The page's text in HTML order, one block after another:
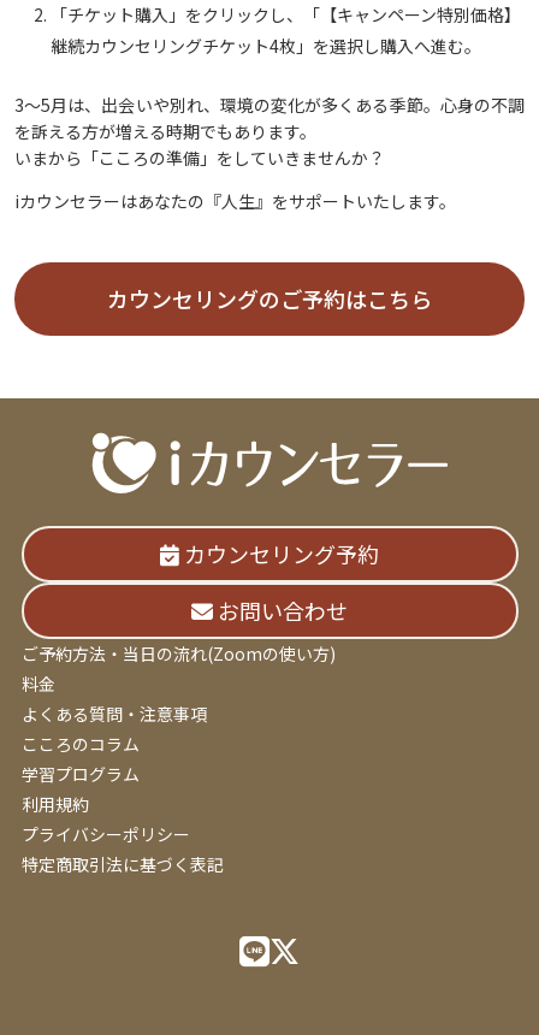
「チケット購入」をクリックし、「【キャンペーン特別価格】
継続カウンセリングチケット4枚」を選択し購入へ進む。
3～5月は、出会いや別れ、環境の変化が多くある季節。心身の不調
を訴える方が増える時期でもあります。
いまから「こころの準備」をしていきませんか？
iカウンセラーはあなたの『人生』をサポートいたします。
カウンセリングのご予約はこちら
カウンセリング予約
お問い合わせ
ご予約方法・当日の流れ(Zoomの使い方)
料金
よくある質問・注意事項
こころのコラム
学習プログラム
利用規約
プライバシーポリシー
特定商取引法に基づく表記